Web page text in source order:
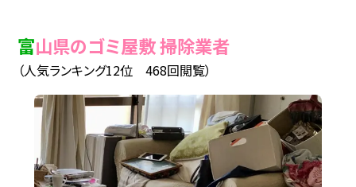
富山県のゴミ屋敷 掃除業者
（人気ランキング12位 468回閲覧）